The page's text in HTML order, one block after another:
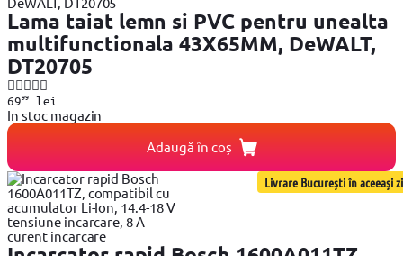
Lama taiat lemn si PVC pentru unealta
multifunctionala 43X65MM, DeWALT,
DT20705
6999lei
In stoc magazin
Adaugă în coș
Livrare București în aceeași zi